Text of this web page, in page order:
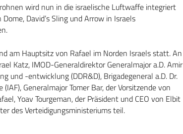
wird nun in die israelische Luftwaffe integriert
David’s Sling und Arrow in Israels
am Hauptsitz von Rafael im Norden Israels statt. An
Katz, IMOD-Generaldirektor Generalmajor a.D. Amir
und -entwicklung (DDR&D), Brigadegeneral a.D. Dr.
Generalmajor Tomer Bar, der Vorsitzende von
Yoav Tourgeman, der Präsident und CEO von Elbit
des Verteidigungsministeriums teil.